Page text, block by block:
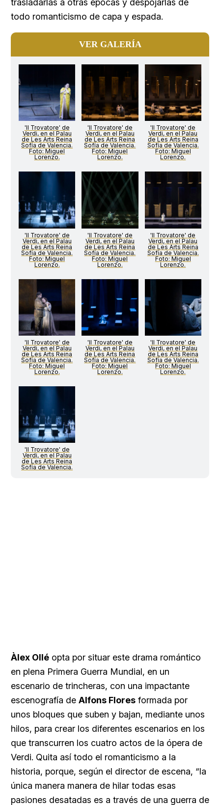
trasladarlas a otras épocas y despojarlas de
todo romanticismo de capa y espada.
VER GALERÍA
'Il Trovatore' de
Verdi, en el Palau
de Les Arts Reina
Sofía de Valencia.
Foto: Miguel
Lorenzo.
'Il Trovatore' de
Verdi, en el Palau
de Les Arts Reina
Sofía de Valencia.
Foto: Miguel
Lorenzo.
'Il Trovatore' de
Verdi, en el Palau
de Les Arts Reina
Sofía de Valencia.
Foto: Miguel
Lorenzo.
'Il Trovatore' de
Verdi, en el Palau
de Les Arts Reina
Sofía de Valencia.
Foto: Miguel
Lorenzo.
'Il Trovatore' de
Verdi, en el Palau
de Les Arts Reina
Sofía de Valencia.
Foto: Miguel
Lorenzo.
'Il Trovatore' de
Verdi, en el Palau
de Les Arts Reina
Sofía de Valencia.
Foto: Miguel
Lorenzo.
'Il Trovatore' de
Verdi, en el Palau
de Les Arts Reina
Sofía de Valencia.
Foto: Miguel
Lorenzo.
'Il Trovatore' de
Verdi, en el Palau
de Les Arts Reina
Sofía de Valencia.
Foto: Miguel
Lorenzo.
'Il Trovatore' de
Verdi, en el Palau
de Les Arts Reina
Sofía de Valencia.
Foto: Miguel
Lorenzo.
'Il Trovatore' de
Verdi, en el Palau
de Les Arts Reina
Sofía de Valencia.
Àlex Ollé opta por situar este drama romántico
en plena Primera Guerra Mundial, en un
escenario de trincheras, con una impactante
escenografía de Alfons Flores formada por
unos bloques que suben y bajan, mediante unos
hilos, para crear los diferentes escenarios en los
que transcurren los cuatro actos de la ópera de
Verdi. Quita así todo el romanticismo a la
historia, porque, según el director de escena, “la
única manera manera de hilar todas esas
pasiones desatadas es a través de una guerra de